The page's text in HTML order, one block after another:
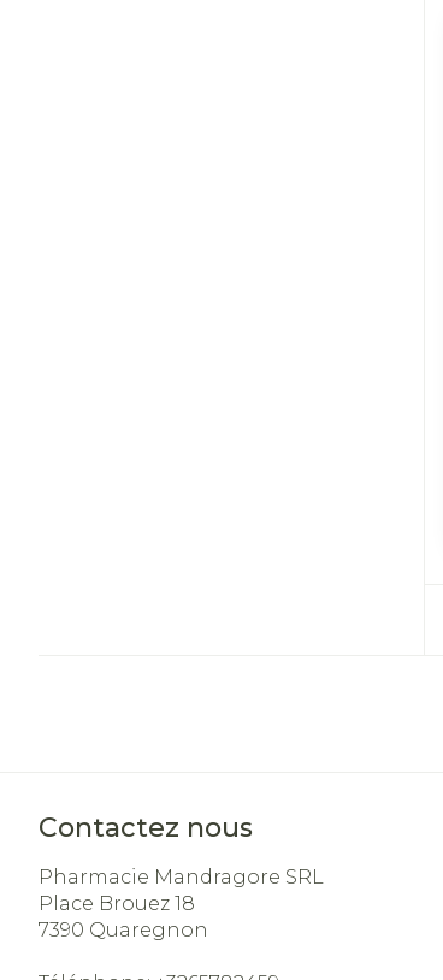
Contactez nous
Pharmacie Mandragore SRL
Place Brouez 18
7390 Quaregnon